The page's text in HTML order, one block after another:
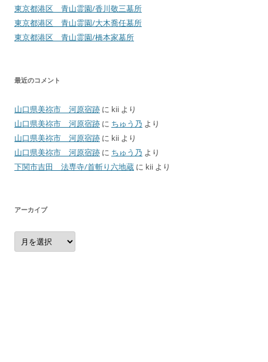
東京都港区 青山霊園/香川敬三墓所
東京都港区 青山霊園/大木喬任墓所
東京都港区 青山霊園/橋本家墓所
最近のコメント
山口県美祢市 河原宿跡 に kii より
山口県美祢市 河原宿跡 に ちゅう乃 より
山口県美祢市 河原宿跡 に kii より
山口県美祢市 河原宿跡 に ちゅう乃 より
下関市吉田 法専寺/首斬り六地蔵 に kii より
アーカイブ
ア
ー
カ